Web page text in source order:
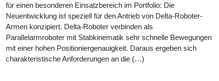
für einen besonderen Einsatzbereich im Portfolio: Die
Neuentwicklung ist speziell für den Antrieb von Delta-Roboter-
Armen konzipiert. Delta-Roboter verbinden als
Parallelarmroboter mit Stabkinematik sehr schnelle Bewegungen
mit einer hohen Positioniergenauigkeit. Daraus ergeben sich
charakteristische Anforderungen an die (…)